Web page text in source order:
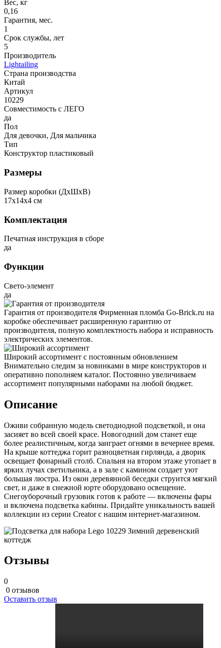
Вес, кг
0,16
Гарантия, мес.
1
Срок службы, лет
5
Производитель
Lightailing
Страна производства
Китай
Артикул
10229
Совместимость с ЛЕГО
да
Пол
Для девочки, Для мальчика
Тип
Конструктор пластиковый
Размеры
Размер коробки (ДxШxВ)
17x14x4 см
Комплектация
Печатная инструкция в сборе
да
Функции
Свето-элемент
да
Гарантия от производителя Фирменная пломба Go-Brick.ru на
коробке обеспечивает расширенную гарантию от
производителя, полную комплектность набора и исправность
электрических элементов.
Широкий ассортимент с постоянным обновлением
Внимательно следим за новинками в мире конструкторов и
оперативно пополняем каталог. Постоянно увеличиваем
ассортимент популярными наборами на любой бюджет.
Описание
Оживи собранную модель светодиодной подсветкой, и она
засияет во всей своей красе. Новогодний дом станет еще
более реалистичным, когда заиграет огнями в вечернее время.
На крыше коттеджа горит разноцветная гирлянда, а дворик
освещает фонарный столб. Спальня на втором этаже утопает в
ярких лучах светильника, а в зале с камином создает уют
большая люстра. Из окон деревянной беседки струится мягкий
свет, и даже в снежной юрте оборудовано освещение.
Снегоуборочный грузовик готов к работе — включены фары
и включена подсветка кабины. Придайте уникальность вашей
коллекции из серии Creator с нашим интернет-магазином.
Отзывы
0
0 отзывов
Оставить отзыв